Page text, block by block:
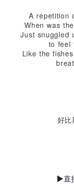
A repetition
When was
Just snuggled
to feel
Like the
好比
►直